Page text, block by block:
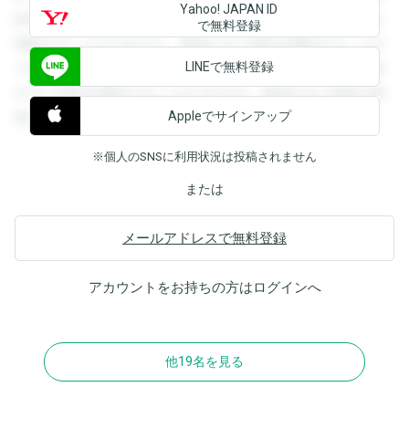
録すると回答を閲覧することができます。登録すると回答を
閲覧することができます。登録すると回答を閲覧することが
できます。登録すると回答を閲覧することができます。登録
すると回答を閲覧することができます。登録すると回答を閲
覧することができます。
Yahoo! JAPAN ID
で無料登録
LINEで無料登録
Appleでサインアップ
※個人のSNSに利用状況は投稿されません
または
メールアドレスで無料登録
アカウントをお持ちの方はログインへ
他19名を見る